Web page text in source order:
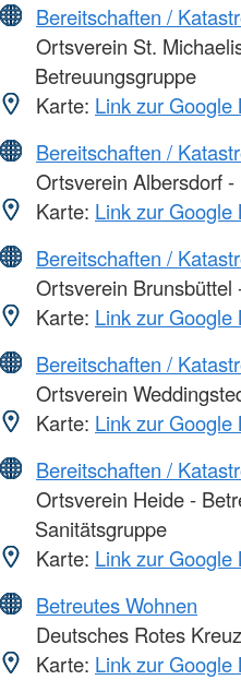
Bereitschaften /
Ortsverein St.
Betreuungsgruppe
Karte: Link zur Google
Bereitschaften /
Ortsverein Albersdorf
Karte: Link zur Google
Bereitschaften /
Ortsverein Brunsbüttel
Karte: Link zur Google
Bereitschaften /
Ortsverein
Karte: Link zur Google
Bereitschaften /
Ortsverein Heide -
Sanitätsgruppe
Karte: Link zur Google
Betreutes Wohnen
Deutsches Rotes
Karte: Link zur Google